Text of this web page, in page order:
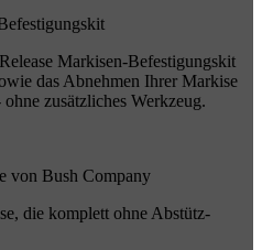
Markisen-Befestigungskit
das Abnehmen Ihrer Markise
zusätzliches Werkzeug.
von Bush Company
die komplett ohne Abstütz-